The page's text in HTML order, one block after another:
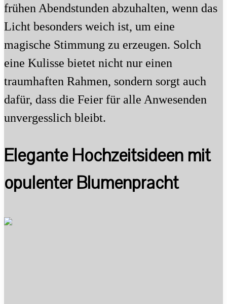
frühen Abendstunden abzuhalten, wenn das
Licht besonders weich ist, um eine
magische Stimmung zu erzeugen. Solch
eine Kulisse bietet nicht nur einen
traumhaften Rahmen, sondern sorgt auch
dafür, dass die Feier für alle Anwesenden
unvergesslich bleibt.
Elegante Hochzeitsideen mit
opulenter Blumenpracht